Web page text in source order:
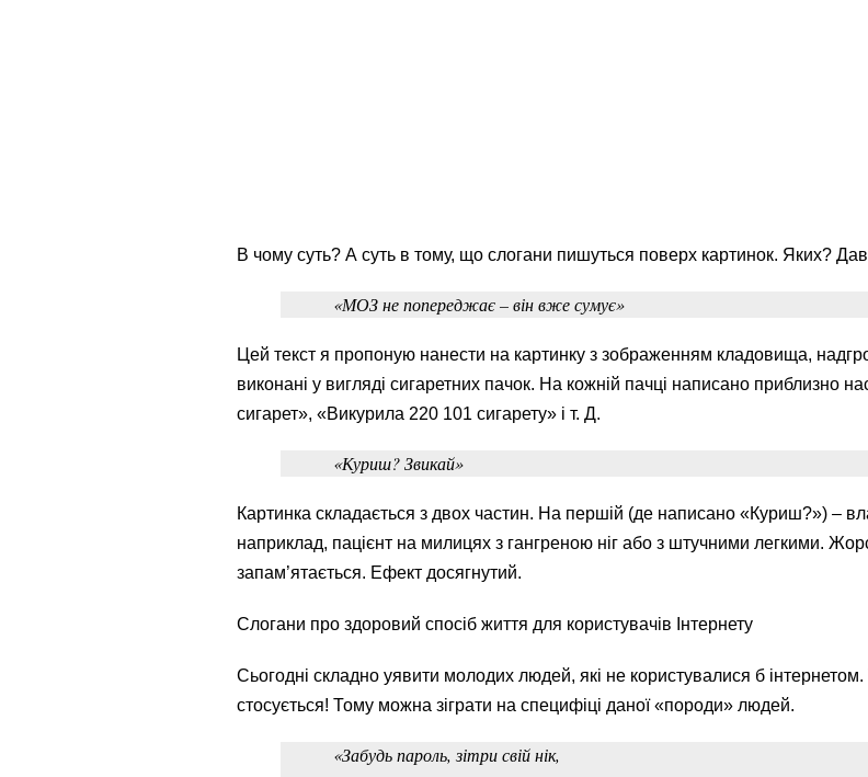
В чому суть? А суть в тому, що слогани пишуться поверх картинок. Яких?
«МОЗ не попереджає – він вже сумує»
Цей текст я пропоную нанести на картинку з зображенням кладовища,
виконані у вигляді сигаретних пачок. На кожній пачці написано приблизно
сигарет», «Викурила 220 101 сигарету» і т. Д.
«Куриш? Звикай»
Картинка складається з двох частин. На першій (де написано «Куриш?») –
наприклад, пацієнт на милицях з гангреною ніг або з штучними легкими.
запам’ятається. Ефект досягнутий.
Слогани про здоровий спосіб життя для користувачів Інтернету
Сьогодні складно уявити молодих людей, які не користувалися б інтернетом.
стосується! Тому можна зіграти на специфіці даної «породи» людей.
«Забудь пароль, зітри свій нік,